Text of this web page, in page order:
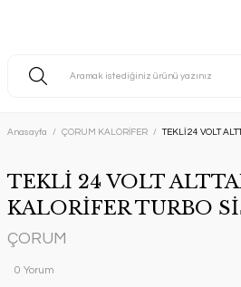
Anasayfa ÇORUM KALORİFER TEKLİ 24 VOLT
TEKLİ 24 VOLT
KALORİFER TURBO
ÇORUM
0 Yorum